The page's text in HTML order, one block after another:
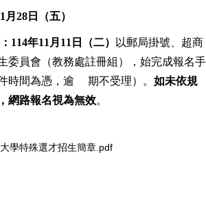
月 28 日（五）
114年11 月 11 日（二）
以郵局掛號、超商
委員會（教務處註冊組）， 始完成報名手
時間為憑，逾 期不受理）。 如未依規
網路報名視為無效。
學特殊選才招生簡章.pdf